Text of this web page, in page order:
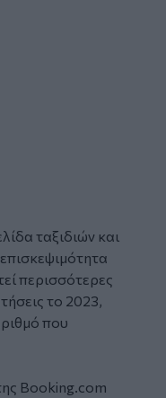
ταξιδιών και
περισσότερες
το 2023,
που
Booking.com